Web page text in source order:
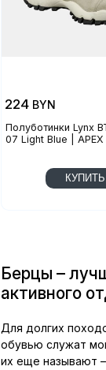
Полуботинки Lynx
07 Light Blue | APEX
224 BYN
КУПИТЬ
Берцы –
активного
Для долгих
обувью служат
их еще называют